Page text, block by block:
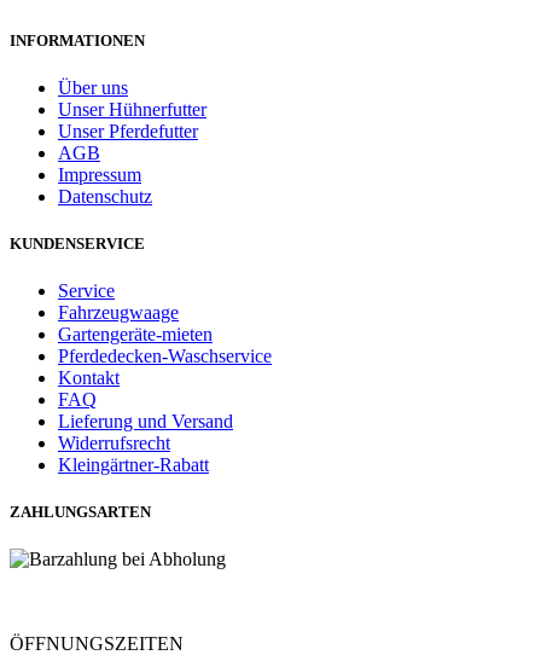
INFORMATIONEN
Über uns
Unser Hühnerfutter
Unser Pferdefutter
AGB
Impressum
Datenschutz
KUNDENSERVICE
Service
Fahrzeugwaage
Gartengeräte-mieten
Pferdedecken-Waschservice
Kontakt
FAQ
Lieferung und Versand
Widerrufsrecht
Kleingärtner-Rabatt
ZAHLUNGSARTEN
ÖFFNUNGSZEITEN